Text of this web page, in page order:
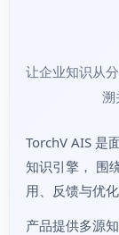
让企业知识从
溯
TorchV AIS 是
知识引擎， 围
用、反馈与优
产品提供多源